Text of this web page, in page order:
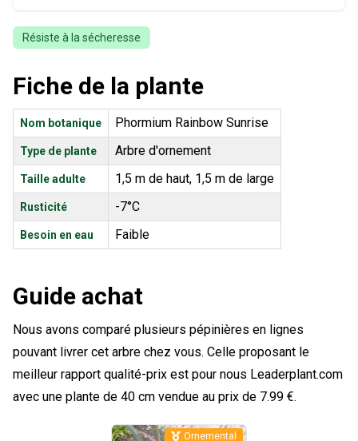
Résiste à la sécheresse
Fiche de la plante
Nom botanique Phormium Rainbow Sunrise
Type de plante Arbre d'ornement
Taille adulte 1,5 m de haut, 1,5 m de large
Rusticité -7°C
Besoin en eau Faible
Guide achat
Nous avons comparé plusieurs pépinières en lignes
pouvant livrer cet arbre chez vous. Celle proposant le
meilleur rapport qualité-prix est pour nous Leaderplant.com
avec une plante de 40 cm vendue au prix de 7.99 €.
Ornemental